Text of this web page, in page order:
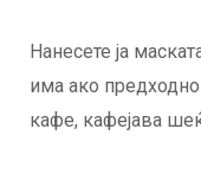
Нанесете ја
има ако
кафе, кафејава